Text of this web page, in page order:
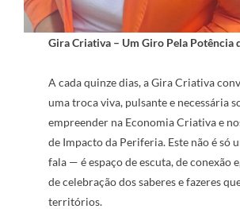
Gira Criativa – Um Giro Pela Potência
A cada quinze dias, a Gira Criativa
uma troca viva, pulsante e necessária
empreender na Economia Criativa e
de Impacto da Periferia. Este não é só
fala — é espaço de escuta, de conexão
de celebração dos saberes e fazeres
territórios.